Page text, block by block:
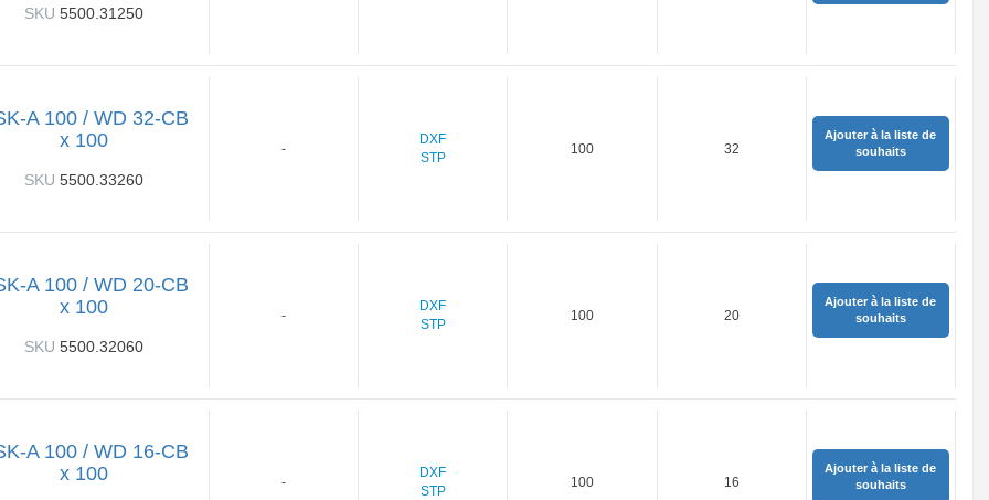
SKU5500.31250
A 100 / WD 32-CB
x 100
SKU5500.33260
-
DXF
STP
100 32
Ajouter à la liste de
souhaits
A 100 / WD 20-CB
x 100
SKU5500.32060
-
DXF
STP
100 20
Ajouter à la liste de
souhaits
A 100 / WD 16-CB
x 100
-
DXF
STP
100 16
Ajouter à la liste de
souhaits